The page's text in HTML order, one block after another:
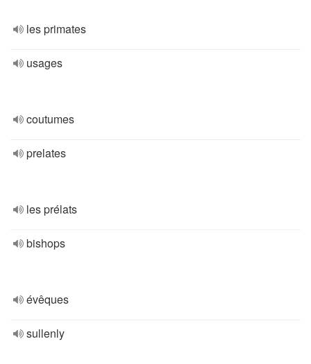
les primates
usages
coutumes
prelates
les prélats
bishops
évêques
sullenly